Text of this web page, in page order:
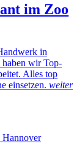
im Zoo
in
haben wir Top-
Alles top
einsetzen. weiter